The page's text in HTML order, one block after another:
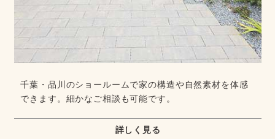
千葉・品川のショールームで家の構造や自然素材を体感
できます。細かなご相談も可能です。
詳しく見る